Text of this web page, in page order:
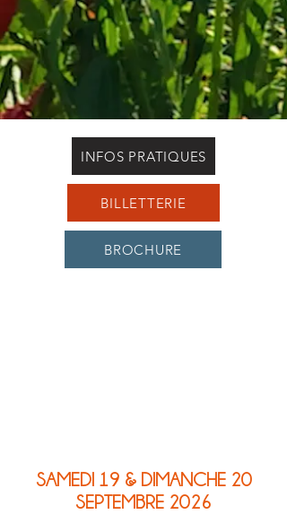
INFOS PRATIQUES
BILLETTERIE
BROCHURE
SAMEDI 19 & DIMANCHE 20
SEPTEMBRE 2026